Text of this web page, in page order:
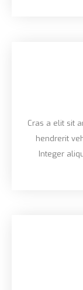
Cras a elit sit
hendrerit
Integer